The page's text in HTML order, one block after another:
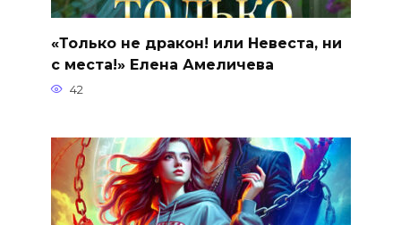
«Только не дракон! или Невеста, ни
с места!» Елена Амеличева
42